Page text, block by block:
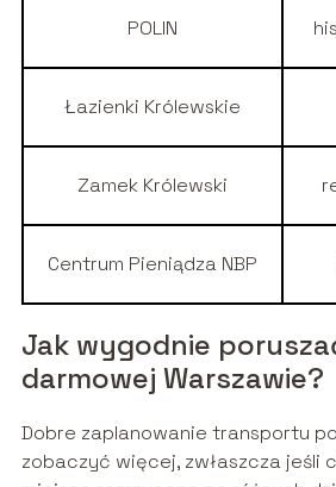
POLIN
Łazienki Królewskie
Zamek Królewski
Centrum Pieniądza NBP
Jak wygodnie
darmowej Warszawie?
Dobre zaplanowanie transportu
zobaczyć więcej, zwłaszcza jeśli